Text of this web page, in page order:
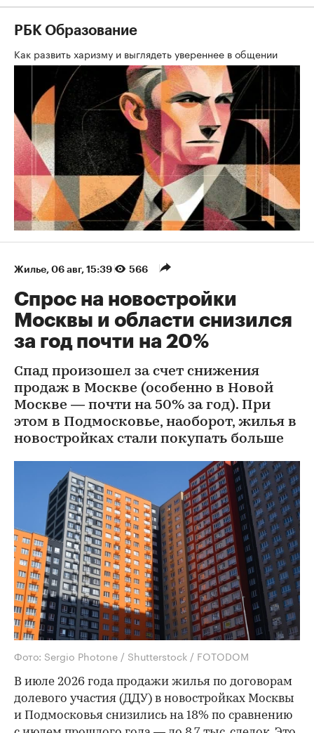
РБК Образование
Как развить харизму и выглядеть увереннее в общении
Жилье⁠, 06 авг, 15:39 566
Спрос на новостройки
Москвы и области снизился
за год почти на 20%
Спад произошел за счет снижения
продаж в Москве (особенно в Новой
Москве — почти на 50% за год). При
этом в Подмосковье, наоборот, жилья в
новостройках стали покупать больше
Фото: Sergio Photone / Shutterstock / FOTODOM
В июле 2026 года продажи жилья по договорам
долевого участия (ДДУ) в новостройках Москвы
и Подмосковья снизились на 18% по сравнению